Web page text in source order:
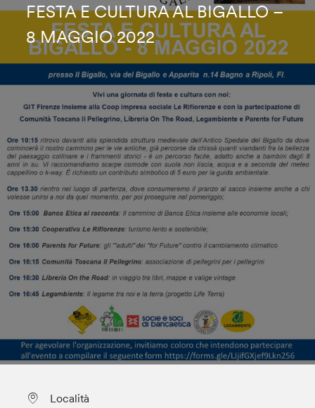
FESTA E CULTURA AL BIGALLO –
8 MAGGIO 2022
Località